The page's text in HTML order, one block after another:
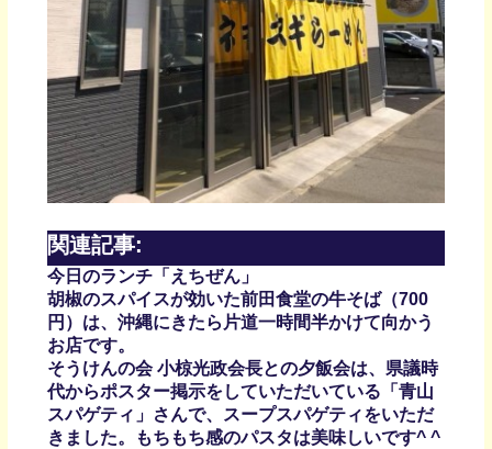
関連記事:
今日のランチ「えちぜん」
胡椒のスパイスが効いた前田食堂の牛そば（700
円）は、沖縄にきたら片道一時間半かけて向かう
お店です。
そうけんの会 小椋光政会長との夕飯会は、県議時
代からポスター掲示をしていただいている「青山
スパゲティ」さんで、スープスパゲティをいただ
きました。もちもち感のパスタは美味しいです^ ^